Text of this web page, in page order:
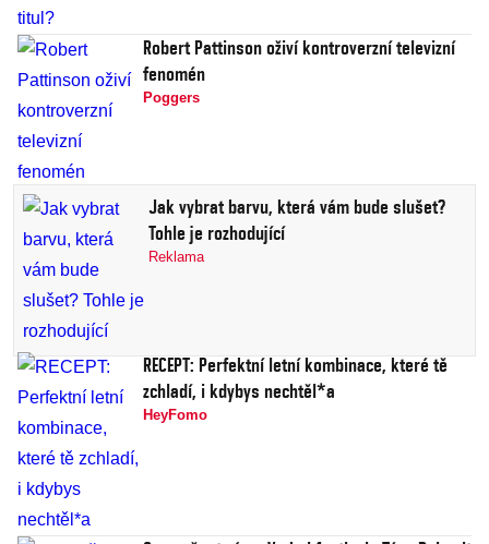
Robert Pattinson oživí kontroverzní televizní
fenomén
Poggers
Jak vybrat barvu, která vám bude slušet?
Tohle je rozhodující
Reklama
RECEPT: Perfektní letní kombinace, které tě
zchladí, i kdybys nechtěl*a
HeyFomo